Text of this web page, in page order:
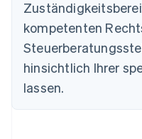
kompetenten
hinsichtlich Ihrer
lassen.
Deutsch English
Estland
Festlandchina
简体中文English
Finnland
English
Frankreich